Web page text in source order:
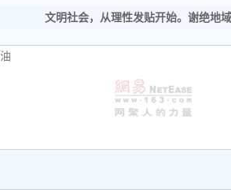
文明社会，从理性发贴开始。谢绝地